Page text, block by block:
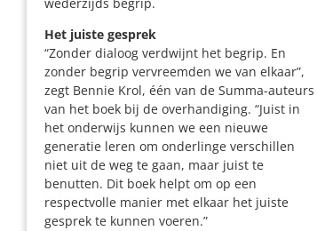
Het juiste gesprek
“Zonder dialoog verdwijnt het begrip. En
zonder begrip vervreemden we van elkaar”,
zegt Bennie Krol, één van de Summa-auteurs
van het boek bij de overhandiging. “Juist in
het onderwijs kunnen we een nieuwe
generatie leren om onderlinge verschillen
niet uit de weg te gaan, maar juist te
benutten. Dit boek helpt om op een
respectvolle manier met elkaar het juiste
gesprek te kunnen voeren.”